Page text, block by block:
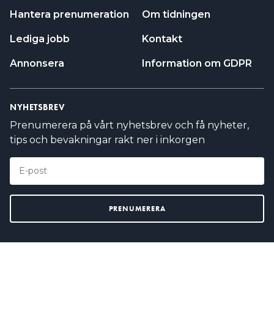
Hantera prenumeration
Lediga jobb
Annonsera
Om tidningen
Kontakt
Information om GDPR
NYHETSBREV
Prenumerera på vårt nyhetsbrev och få nyheter,
tips och bevakningar rakt ner i inkorgen